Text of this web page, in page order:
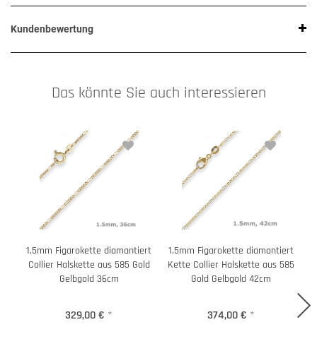
Kundenbewertung
Das könnte Sie auch interessieren
1,5mm Figarokette diamantiert
Collier Halskette aus 585 Gold
Gelbgold 36cm
329,00 € *
1,5mm Figarokette diamantiert
Kette Collier Halskette aus 585
Gold Gelbgold 42cm
374,00 € *